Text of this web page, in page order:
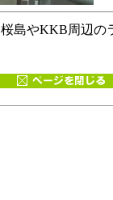
島やKKB周辺の